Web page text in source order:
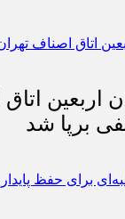
اربعین
برپا شد